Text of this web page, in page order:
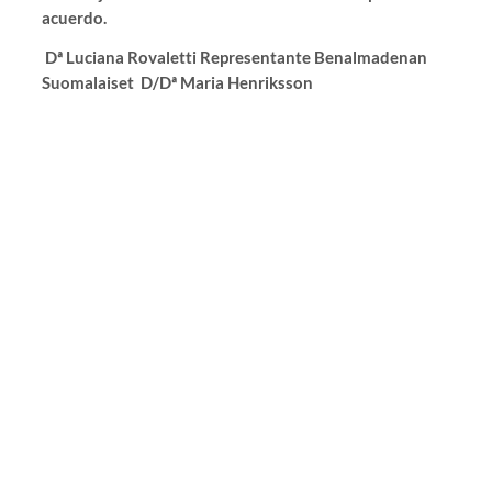
acuerdo.
Dª Luciana Rovaletti Representante Benalmadenan
Suomalaiset D/Dª Maria Henriksson